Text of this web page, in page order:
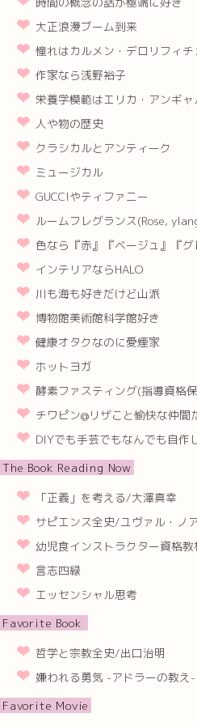
大正浪漫ブーム到来
憧れはカルメン・デロリフィチ
作家なら浅野裕子
栄養学模範はエリカ・アンギャ
人や物の歴史
クラシカルとアンティーク
ミュージカル
GUCCIやティファニー
ルームフレグランス(Rose,
色なら『赤』『ベージュ』『グ
インテリアならHALO
川も海も好きだけど山派
博物館美術館科学館好き
健康オタクなのに愛煙家
ホットヨガ
酵素ファスティング(指導資格
チワピン@リザこと愉快な仲間
DIYでも手芸でもなんでも自作
The Book Reading Now
「正義」を考える/大澤真幸
サピエンス全史/ユヴァル・ノ
幼児食インストラクター資格教
言志四緑
エッセンシャル思考
Favorite Book
哲学と宗教全史/出口治明
嫌われる勇気 -アドラーの教え-
Favorite Movie